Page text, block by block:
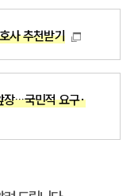
사 추천받기
장…국민적 요구·